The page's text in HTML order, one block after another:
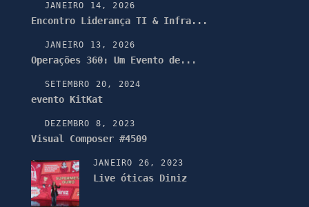
JANEIRO 14, 2026
Encontro Liderança TI & Infra...
JANEIRO 13, 2026
Operações 360: Um Evento de...
SETEMBRO 20, 2024
evento KitKat
DEZEMBRO 8, 2023
Visual Composer #4509
JANEIRO 26, 2023
Live óticas Diniz